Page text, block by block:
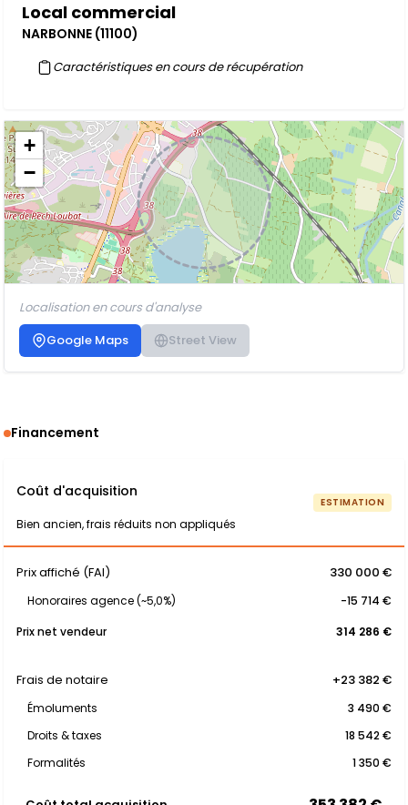
Local commercial
NARBONNE (11100)
Caractéristiques en cours de récupération
+
−
Localisation en cours d'analyse
Google Maps
Street View
Financement
Coût d'acquisition
Bien ancien, frais réduits non appliqués
ESTIMATION
Prix affiché (FAI) 330 000 €
Honoraires agence (~5,0%)
-15 714 €
Prix net vendeur
314 286 €
Frais de notaire +23 382 €
Émoluments
3 490 €
Droits & taxes
18 542 €
Formalités
1 350 €